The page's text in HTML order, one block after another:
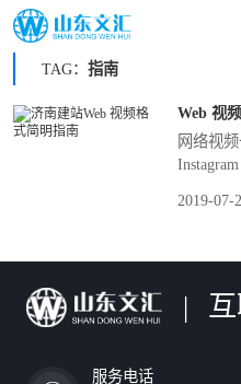
TAG： 指南
Web 视
网络视
的场景
2019-07-
|
服务电话